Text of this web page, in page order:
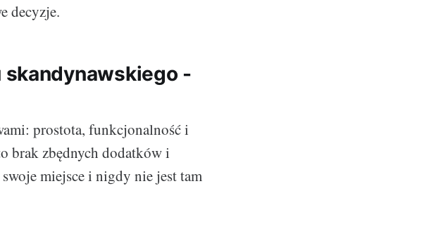
decyzje.
-
prostota, funkcjonalność i
brak zbędnych dodatków i
miejsce i nigdy nie jest tam